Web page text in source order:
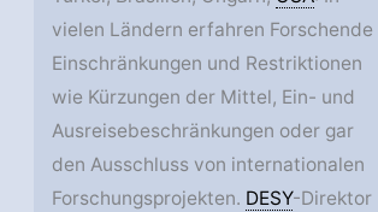
vielen Ländern erfahren Forschende
Einschränkungen und Restriktionen
wie Kürzungen der Mittel, Ein- und
Ausreisebeschränkungen oder gar
den Ausschluss von internationalen
Forschungsprojekten. DESY-Direktor